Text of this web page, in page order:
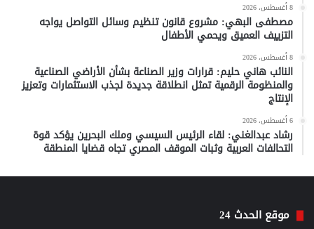
8 أغسطس، 2026
مصطفى البهي: مشروع قانون تنظيم وسائل التواصل يواجه
التزييف العميق ويحمي الأطفال
8 أغسطس، 2026
النائب هاني حليم: قرارات وزير الصناعة بشأن الأراضي الصناعية
والمنظومة الرقمية تمثل انطلاقة جديدة لجذب الاستثمارات وتعزيز
الإنتاج
6 أغسطس، 2026
رشاد عبدالغني: لقاء الرئيس السيسي وملك البحرين يؤكد قوة
التحالفات العربية وثبات الموقف المصري تجاه قضايا المنطقة
موقع الحدث 24